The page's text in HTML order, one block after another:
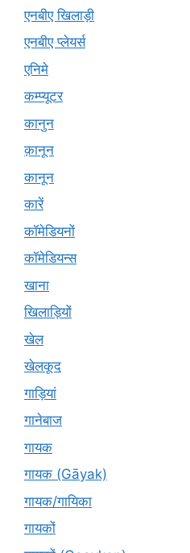
एनबीए खिलाड़ी
एनबीए प्लेयर्स
एनिमे
कम्प्यूटर
कानुन
क़ानून
कानून
कारें
कॉमेडियनों
कॉमेडियन्स
खाना
खिलाड़ियों
खेल
खेलकूद
गाड़ियां
गानेबाज
गायक
गायक (Gāyak)
गायक/गायिका
गायकों